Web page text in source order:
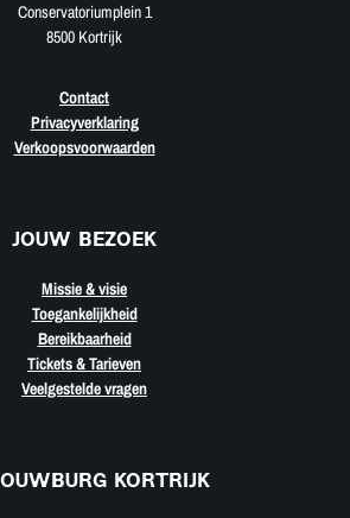
Conservatoriumplein 1
8500 Kortrijk
Contact
Privacyverklaring
Verkoopsvoorwaarden
JOUW BEZOEK
Missie & visie
Toegankelijkheid
Bereikbaarheid
Tickets & Tarieven
Veelgestelde vragen
KORTRIJK